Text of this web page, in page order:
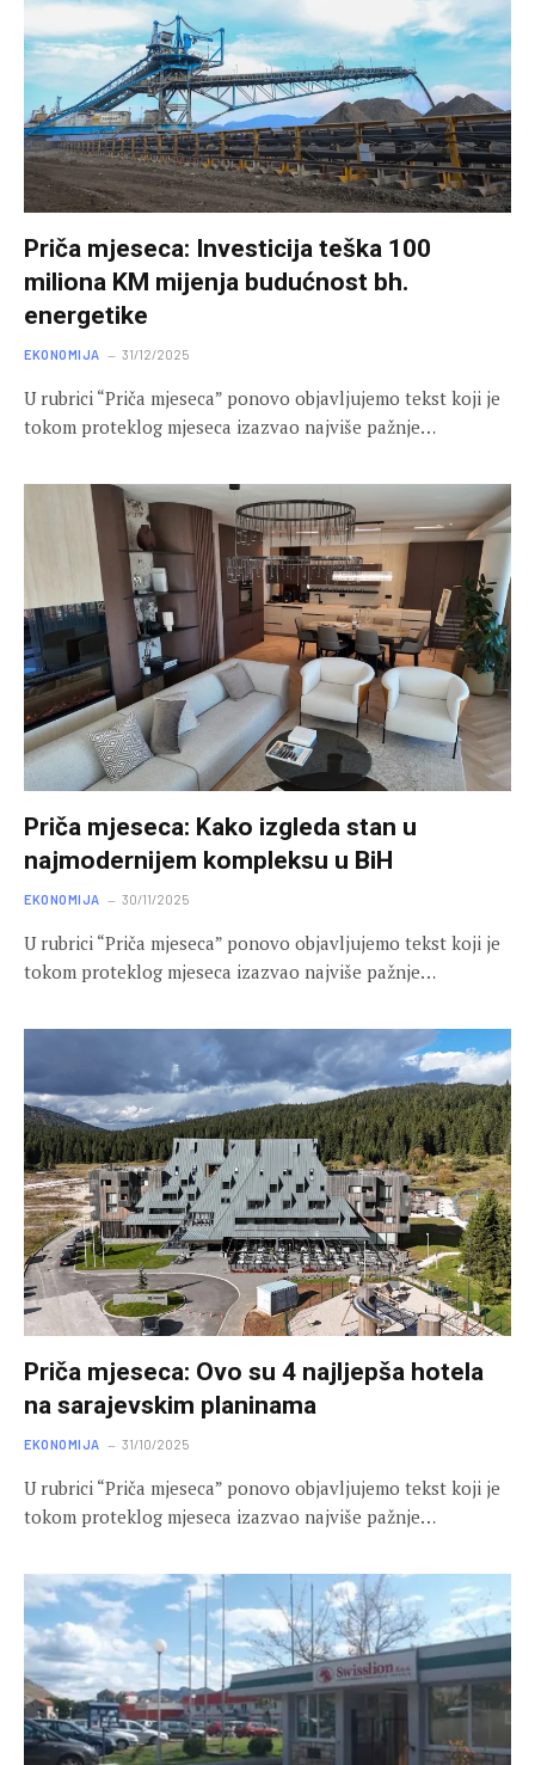
Priča mjeseca: Investicija teška 100
miliona KM mijenja budućnost bh.
energetike
EKONOMIJA 31/12/2025
U rubrici “Priča mjeseca” ponovo objavljujemo tekst koji je
tokom proteklog mjeseca izazvao najviše pažnje…
Priča mjeseca: Kako izgleda stan u
najmodernijem kompleksu u BiH
EKONOMIJA 30/11/2025
U rubrici “Priča mjeseca” ponovo objavljujemo tekst koji je
tokom proteklog mjeseca izazvao najviše pažnje…
Priča mjeseca: Ovo su 4 najljepša hotela
na sarajevskim planinama
EKONOMIJA 31/10/2025
U rubrici “Priča mjeseca” ponovo objavljujemo tekst koji je
tokom proteklog mjeseca izazvao najviše pažnje…